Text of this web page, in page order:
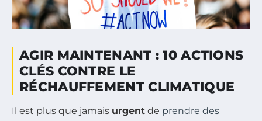
AGIR MAINTENANT : 10 ACTIONS
CLÉS CONTRE LE
RÉCHAUFFEMENT CLIMATIQUE
Il est plus que jamais urgent de prendre des